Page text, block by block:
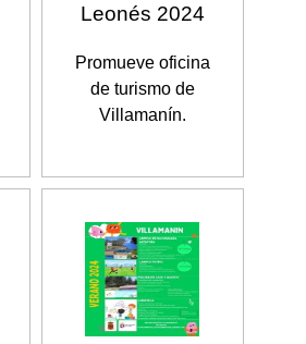
Leonés 2024
Promueve oficina
de turismo de
Villamanín.